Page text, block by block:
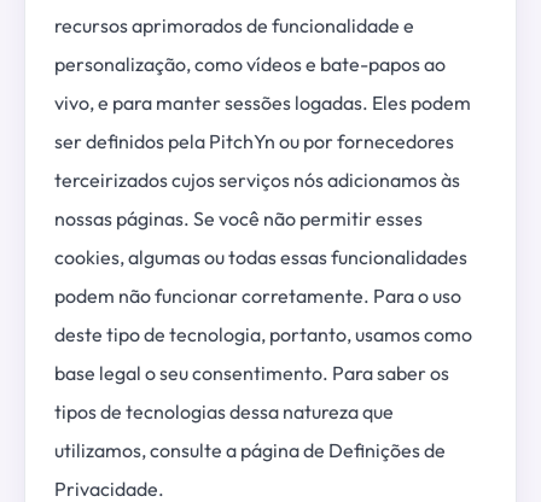
recursos aprimorados de funcionalidade e
personalização, como vídeos e bate-papos ao
vivo, e para manter sessões logadas. Eles podem
ser definidos pela PitchYn ou por fornecedores
terceirizados cujos serviços nós adicionamos às
nossas páginas. Se você não permitir esses
cookies, algumas ou todas essas funcionalidades
podem não funcionar corretamente. Para o uso
deste tipo de tecnologia, portanto, usamos como
base legal o seu consentimento. Para saber os
tipos de tecnologias dessa natureza que
utilizamos, consulte a página de Definições de
Privacidade.